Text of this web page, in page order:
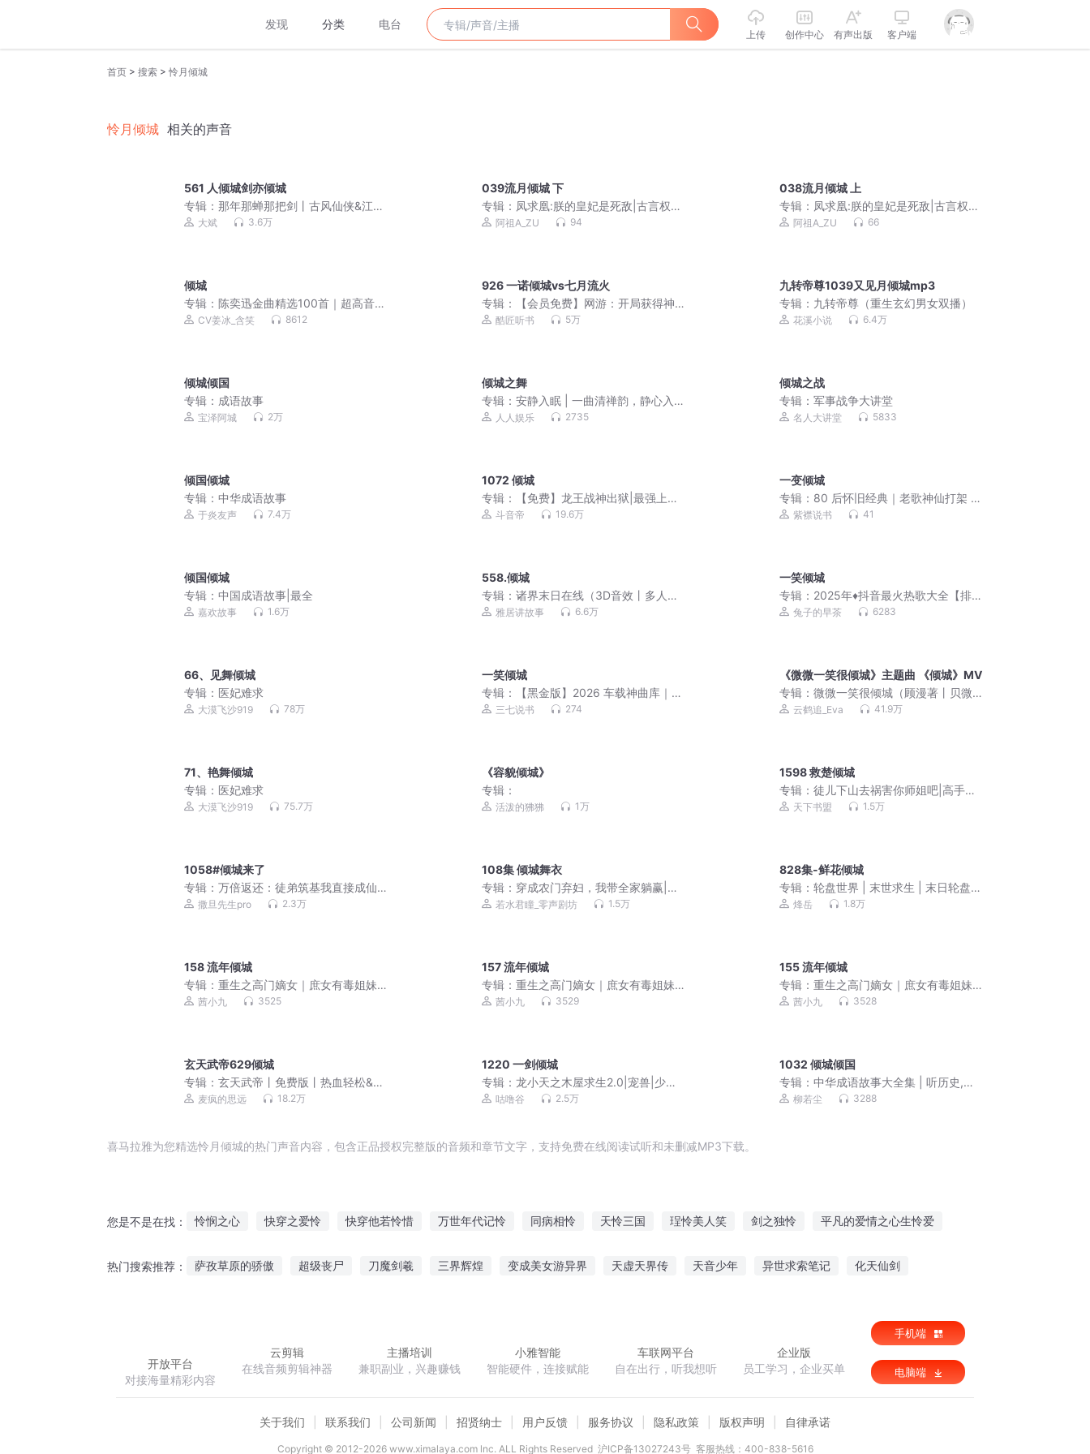
发现 分类 电台
上传 创作中心 有声出版 客户端
首页 > 搜索 > 怜月倾城
怜月倾城 相关的声音
561 人倾城剑亦倾城
专辑： 那年那蝉那把剑丨古风仙侠&江湖
权谋&大斌不想工作室多人有声剧
大斌 3.6万
039流月倾城 下
专辑： 凤求凰:朕的皇妃是死敌|古言权谋
复仇爽文|真人免费
阿祖A_ZU 94
038流月倾城 上
专辑： 凤求凰:朕的皇妃是死敌|古言权谋
复仇爽文|真人免费
阿祖A_ZU 66
倾城
专辑： 陈奕迅金曲精选100首｜超高音质
｜必备歌单
CV姜冰_含笑 8612
926 一诺倾城vs七月流火
专辑：
【会员免费】网游：开局获得神
级天赋 | 精品大多播
酷匠听书 5万
九转帝尊1039又见月倾城mp3
专辑： 九转帝尊（重生玄幻男女双播）
花溪小说 6.4万
倾城倾国
专辑： 成语故事
宝泽阿城 2万
倾城之舞
专辑：安静入眠 | 一曲清禅韵，静心入
深眠人人娱乐 2735
倾城之战
专辑：军事战争大讲堂
名人大讲堂 5833
倾国倾城
专辑： 中华成语故事
于炎友声 7.4万
1072 倾城
专辑：
【免费】龙王战神出狱|最强上门
赘婿|战神过江|都市战狼|爽文
斗音帝 19.6万
一变倾城
专辑： 80 后怀旧经典｜老歌神仙打架 单
曲循环必听
紫襟说书 41
倾国倾城
专辑： 中国成语故事|最全
嘉欢故事 1.6万
558.倾城
专辑：诸界末日在线（3D音效丨多人丨
VIP免费）
雅居讲故事 6.6万
一笑倾城
专辑： 2025年♦️抖音最火热歌大全【排
行榜】600首
兔子的早茶 6283
66、见舞倾城
专辑： 医妃难求
大漠飞沙919 78万
一笑倾城
专辑：
【黑金版】2026 车载神曲库｜抖
音热歌无损精选
三七说书 274
《微微一笑很倾城》主题曲 《倾城》MV
专辑：微微一笑很倾城（顾漫著丨贝微
微&肖奈，网游爱情甜宠多人剧）
云鹤追_Eva 41.9万
71、艳舞倾城
专辑： 医妃难求
大漠飞沙919 75.7万
《容貌倾城》
专辑：
活泼的狒狒 1万
1598 救楚倾城
专辑：徒儿下山去祸害你师姐吧|高手下
山，我有九个无敌师父
天下书盟 1.5万
1058#倾城来了
专辑： 万倍返还：徒弟筑基我直接成仙 |
爆笑&无敌&爽文不圣母 | 多人有声剧
撒旦先生pro 2.3万
108集 倾城舞衣
专辑： 穿成农门弃妇，我带全家躺赢|现
代社畜逆袭记|养娃搞钱两手硬，日子越
若水君瞳_零声剧坊 1.5万
828集-鲜花倾城
专辑：轮盘世界 | 末世求生 | 末日轮盘 |
烽岳演播 | 丧失危机 | 轮盘抽奖 | 生存策
烽岳 1.8万
158 流年倾城
专辑： 重生之高门嫡女｜庶女有毒姐妹
篇｜免费爽文小说
茜小九 3525
157 流年倾城
专辑：重生之高门嫡女｜庶女有毒姐妹
篇｜免费爽文小说
茜小九 3529
155 流年倾城
专辑：重生之高门嫡女｜庶女有毒姐妹
篇｜免费爽文小说
茜小九 3528
玄天武帝629倾城
专辑： 玄天武帝丨免费版丨热血轻松&搞
笑玄幻丨梁小渔&思远多人有声剧
麦疯的思远 18.2万
1220 一剑倾城
专辑：龙小天之木屋求生2.0|宠兽|少年
成长|咕噜谷
咕噜谷 2.5万
1032 倾城倾国
专辑：中华成语故事大全集 | 听历史,学
成语,一举两得
柳若尘 3288
喜马拉雅为您精选怜月倾城的热门声音内容，包含正品授权完整版的音频和章节文字，支持免费在线阅读试听和未删减MP3下载。
您是不是在找： 怜悯之心 快穿之爱怜 快穿他若怜惜 万世年代记怜 同病相怜 天怜三国 珵怜美人笑 剑之独怜 平凡的爱情之心生怜爱
热门搜索推荐： 萨孜草原的骄傲 超级丧尸 刀魔剑羲 三界辉煌 变成美女游异界 天虚天界传 天音少年 异世求索笔记 化天仙剑
开放平台
对接海量精彩内容
云剪辑
在线音频剪辑神器
主播培训
兼职副业，兴趣赚钱
小雅智能
智能硬件，连接赋能
车联网平台
自在出行，听我想听
企业版
员工学习，企业买单
手机端
电脑端
关于我们 联系我们 公司新闻 招贤纳士 用户反馈 服务协议 隐私政策 版权声明 自律承诺
Copyright © 2012-2026www.ximalaya.com lnc. ALL Rights Reserved 沪ICP备13027243号 客服热线：400-838-5616